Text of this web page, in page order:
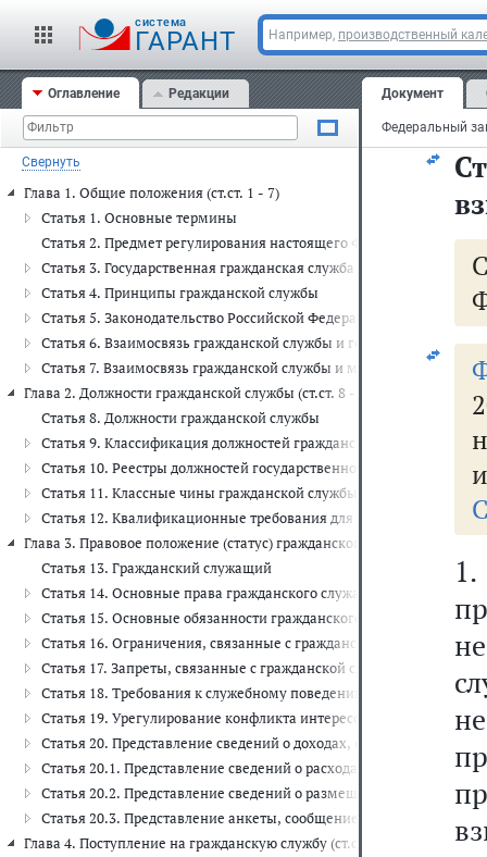
cистема
ГАРАНТ Например, производственный
Оглавление Редакции
Свернуть
Глава 1. Общие положения (ст.ст. 1 - 7)
Статья 1. Основные термины
Статья 2. Предмет регулирования настоящего Федерального
Статья 3. Государственная гражданская служба Российской
Статья 4. Принципы гражданской службы
Статья 5. Законодательство Российской Федерации о
Статья 6. Взаимосвязь гражданской службы и государственной
Статья 7. Взаимосвязь гражданской службы и муниципальной
Глава 2. Должности гражданской службы (ст.ст. 8 - 12)
Статья 8. Должности гражданской службы
Статья 9. Классификация должностей гражданской службы
Статья 10. Реестры должностей государственной гражданской
Статья 11. Классные чины гражданской службы, классные чины
Статья 12. Квалификационные требования для замещения
Глава 3. Правовое положение (статус) гражданского служащего
Статья 13. Гражданский служащий
Статья 14. Основные права гражданского служащего
Статья 15. Основные обязанности гражданского служащего
Статья 16. Ограничения, связанные с гражданской службой
Статья 17. Запреты, связанные с гражданской службой
Статья 18. Требования к служебному поведению гражданского
Статья 19. Урегулирование конфликта интересов на гражданской
Статья 20. Представление сведений о доходах, об имуществе и
Статья 20.1. Представление сведений о расходах
Статья 20.2. Представление сведений о размещении
Статья 20.3. Представление анкеты, сообщение об изменении
Глава 4. Поступление на гражданскую службу (ст.ст. 21 - 22)
Документ